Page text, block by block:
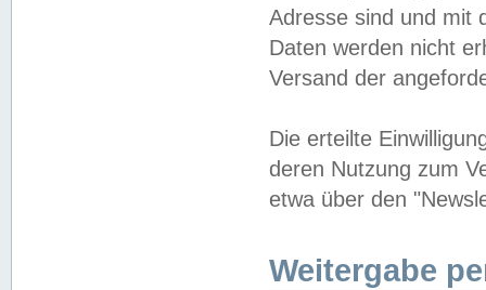
Adresse sind und mit
Daten werden nicht
Versand der
Die erteilte
deren Nutzung zum
etwa über den
Weitergabe